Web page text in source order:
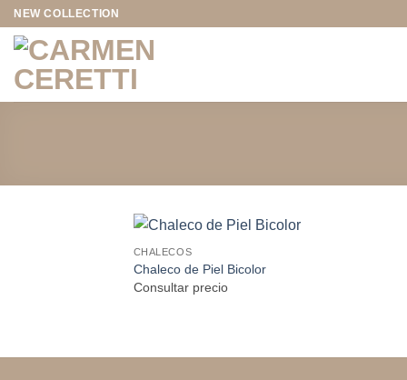
Saltar
contenido
NEW COLLECTION
CHALECOS
Chaleco de Piel Bicolor
Consultar precio